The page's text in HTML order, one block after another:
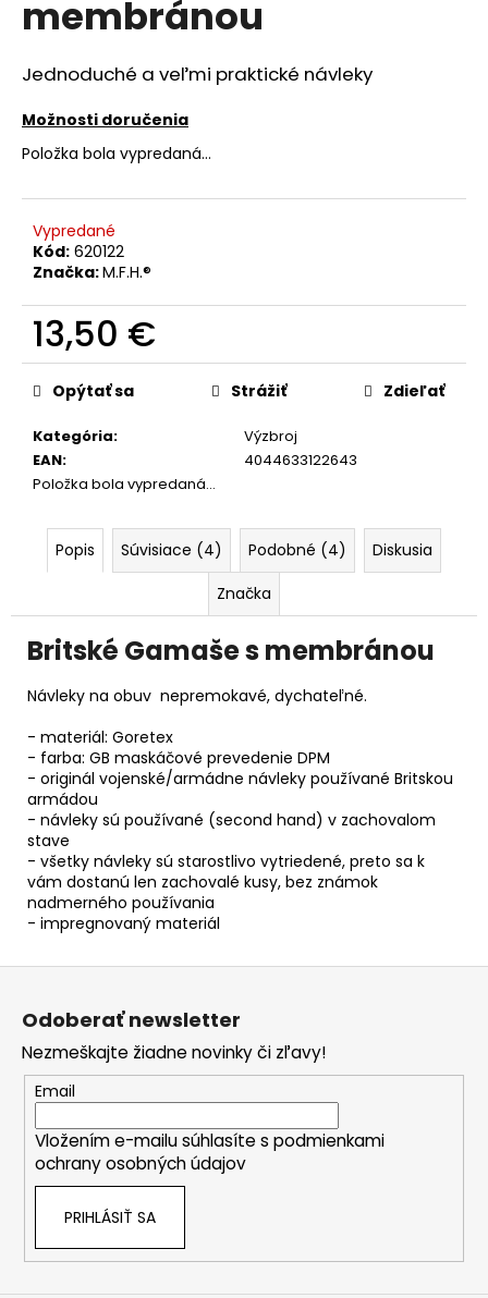
membránou
Jednoduché a veľmi praktické návleky
Možnosti doručenia
Položka bola vypredaná…
Vypredané
Kód: 620122
Značka:M.F.H.®
13,50 €
Jednotková
cena:
Kategória:
Výzbroj
EAN:
4044633122643
Položka bola vypredaná…
Opýtať sa Strážiť Zdieľať
Popis Súvisiace (4) Podobné (4)
Diskusia
Značka
Britské Gamaše s membránou
Návleky na obuv nepremokavé, dychateľné.
- materiál: Goretex
- farba: GB maskáčové prevedenie DPM
- originál vojenské/armádne návleky používané Britskou
armádou
- návleky sú používané (second hand) v zachovalom
stave
- všetky návleky sú starostlivo vytriedené, preto sa k
vám dostanú len zachovalé kusy, bez známok
nadmerného používania
- impregnovaný materiál
á
s
ť
?
O
d
p
ú
č
Odoberať newsletter
Nezmeškajte žiadne novinky či zľavy!
Email
Vložením e-mailu súhlasíte s podmienkami
ochrany osobných údajov
PRIHLÁSIŤ SA